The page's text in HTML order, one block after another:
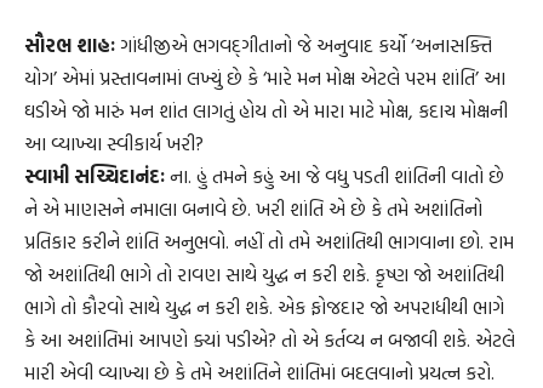
સૌરભ શાહઃ ગાંધીજીએ ભગવદ્‌ગીતાનો જે અનુવાદ કર્યો ‘અનાસક્તિ
યોગ’ એમાં પ્રસ્તાવનામાં લખ્યું છે કે ‘મારે મન મોક્ષ એટલે પરમ શાંતિ’ આ
ઘડીએ જો મારું મન શાંત લાગતું હોય તો એ મારા માટે મોક્ષ, કદાચ મોક્ષની
આ વ્યાખ્યા સ્વીકાર્ય ખરી?
સ્વામી સચ્ચિદાનંદઃના. હું તમને કહું આ જે વધુ પડતી શાંતિની વાતો છે
ને એ માણસને નમાલા બનાવે છે. ખરી શાંતિ એ છે કે તમે અશાંતિનો
પ્રતિકાર કરીને શાંતિ અનુભવો. નહીં તો તમે અશાંતિથી ભાગવાના છો. રામ
જો અશાંતિથી ભાગે તો રાવણ સાથે યુદ્ધ ન કરી શકે. કૃષ્ણ જો અશાંતિથી
ભાગે તો કૌરવો સાથે યુદ્ધ ન કરી શકે. એક ફોજદાર જો અપરાધીથી ભાગે
કે આ અશાંતિમાં આપણે ક્યાં પડીએ? તો એ કર્તવ્ય ન બજાવી શકે. એટલે
મારી એવી વ્યાખ્યા છે કે તમે અશાંતિને શાંતિમાં બદલવાનો પ્રયત્ન કરો.